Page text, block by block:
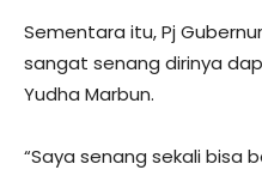
Sementara itu, Pj
sangat senang dirinya
Yudha Marbun.
“Saya senang sekali bisa